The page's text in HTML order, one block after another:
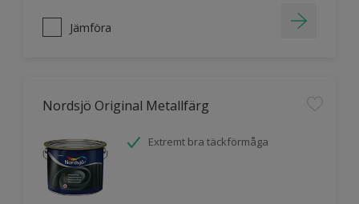
Jämföra
Nordsjö Original Metallfärg
Extremt bra täckförmåga